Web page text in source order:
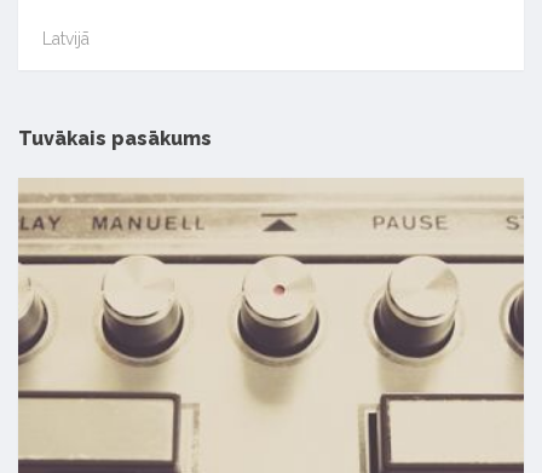
Latvijā
Tuvākais pasākums